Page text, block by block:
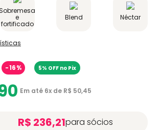
e
fortificado
Blend Néctar
-16% 5% OFF no Pix
Em até 6x de R$ 50,45
R$ 236,21para sócios